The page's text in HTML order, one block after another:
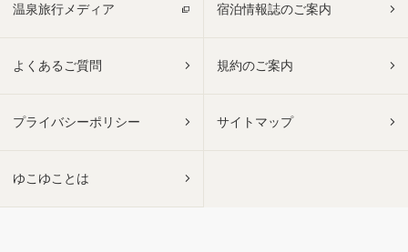
温泉旅行メディア 宿泊情報誌のご案内
よくあるご質問 規約のご案内
プライバシーポリシー サイトマップ
ゆこゆことは